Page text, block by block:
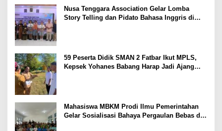
Nusa Tenggara Association Gelar Lomba
Story Telling dan Pidato Bahasa Inggris di
59 Peserta Didik SMAN 2 Fatbar Ikut MPLS,
Kepsek Yohanes Babang Harap Jadi Ajang
Mahasiswa MBKM Prodi Ilmu Pemerintahan
Gelar Sosialisasi Bahaya Pergaulan Bebas di